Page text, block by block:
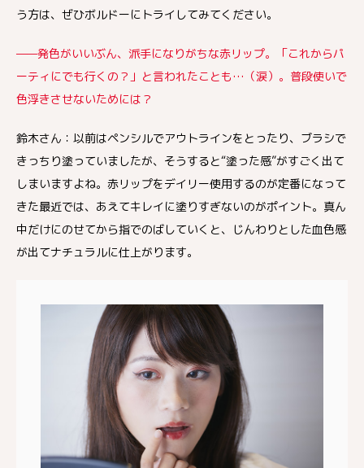
う方は、ぜひボルドーにトライしてみてください。
——発色がいいぶん、派手になりがちな赤リップ。「これからパ
ーティにでも行くの？」と言われたことも…（涙）。普段使いで
色浮きさせないためには？
鈴木さん：以前はペンシルでアウトラインをとったり、ブラシで
きっちり塗っていましたが、そうすると“塗った感”がすごく出て
しまいますよね。赤リップをデイリー使用するのが定番になって
きた最近では、あえてキレイに塗りすぎないのがポイント。真ん
中だけにのせてから指でのばしていくと、じんわりとした血色感
が出てナチュラルに仕上がります。